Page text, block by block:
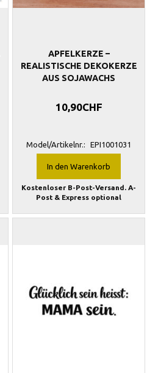
APFELKERZE –
REALISTISCHE DEKOKERZE
AUS SOJAWACHS
10,90CHF
Model/Artikelnr.: EPI1001031
In den Warenkorb
Kostenloser B-Post-Versand. A-
Post & Express optional